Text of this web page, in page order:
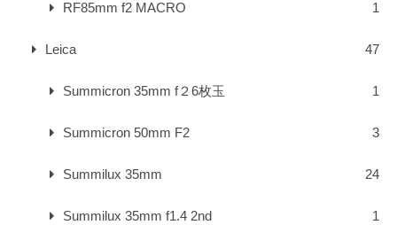
RF85mm f2 MACRO 1
Leica 47
Summicron 35mm f２6枚玉 1
Summicron 50mm F2 3
Summilux 35mm 24
Summilux 35mm f1.4 2nd 1